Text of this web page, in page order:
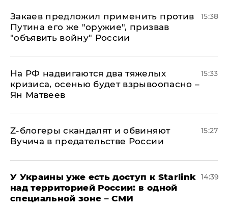
Закаев предложил применить против
Путина его же "оружие", призвав
"объявить войну" России
15:38
На РФ надвигаются два тяжелых
кризиса, осенью будет взрывоопасно –
Ян Матвеев
15:33
Z-блогеры скандалят и обвиняют
Вучича в предательстве России
15:27
У Украины уже есть доступ к Starlink
над территорией России: в одной
специальной зоне – СМИ
14:39